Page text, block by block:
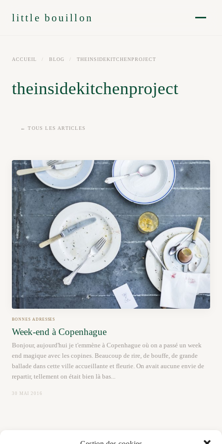
little bouillon
ACCUEIL / BLOG / THEINSIDEKITCHENPROJECT
theinsidekitchenproject
← TOUS LES ARTICLES
BONNES ADRESSES
Week-end à Copenhague
Bonjour, aujourd'hui je t'emmène à Copenhague où on a passé un week
end magique avec les copines. Beaucoup de rire, de bouffe, de grande
ballade dans cette ville accueillante et fleurie. On avait aucune envie de
repartir, tellement on était bien là bas...
30 MAI 2016